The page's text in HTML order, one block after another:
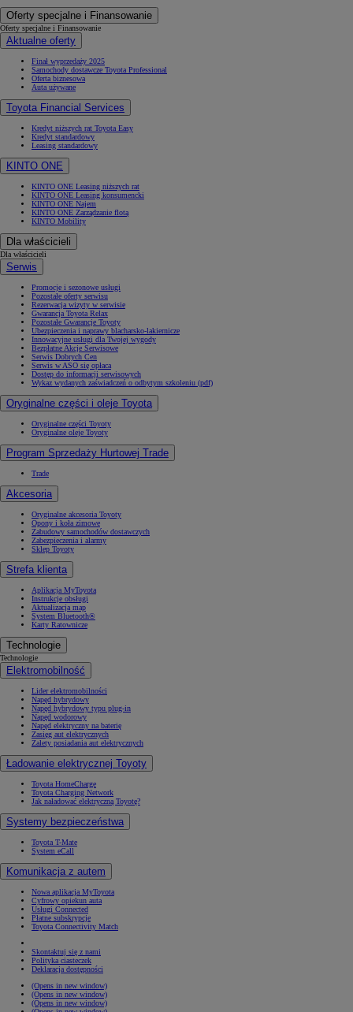
Oferty specjalne i Finansowanie
Oferty specjalne i Finansowanie
Aktualne oferty
Finał wyprzedaży 2025
Samochody dostawcze Toyota Professional
Oferta biznesowa
Auta używane
Toyota Financial Services
Kredyt niższych rat Toyota Easy
Kredyt standardowy
Leasing standardowy
KINTO ONE
KINTO ONE Leasing niższych rat
KINTO ONE Leasing konsumencki
KINTO ONE Najem
KINTO ONE Zarządzanie flotą
KINTO Mobility
Dla właścicieli
Dla właścicieli
Serwis
Promocje i sezonowe usługi
Pozostałe oferty serwisu
Rezerwacja wizyty w serwisie
Gwarancja Toyota Relax
Pozostałe Gwarancje Toyoty
Ubezpieczenia i naprawy blacharsko-lakiernicze
Innowacyjne usługi dla Twojej wygody
Bezpłatne Akcje Serwisowe
Serwis Dobrych Cen
Serwis w ASO się opłaca
Dostęp do informacji serwisowych
Wykaz wydanych zaświadczeń o odbytym szkoleniu (pdf)
Oryginalne części i oleje Toyota
Oryginalne części Toyoty
Oryginalne oleje Toyoty
Program Sprzedaży Hurtowej Trade
Trade
Akcesoria
Oryginalne akcesoria Toyoty
Opony i koła zimowe
Zabudowy samochodów dostawczych
Zabezpieczenia i alarmy
Sklep Toyoty
Strefa klienta
Aplikacja MyToyota
Instrukcje obsługi
Aktualizacja map
System Bluetooth®
Karty Ratownicze
Technologie
Technologie
Elektromobilność
Lider elektromobilności
Napęd hybrydowy
Napęd hybrydowy typu plug-in
Napęd wodorowy
Napęd elektryczny na baterię
Zasięg aut elektrycznych
Zalety posiadania aut elektrycznych
Ładowanie elektrycznej Toyoty
Toyota HomeCharge
Toyota Charging Network
Jak naładować elektryczną Toyotę?
Systemy bezpieczeństwa
Toyota T-Mate
System eCall
Komunikacja z autem
Nowa aplikacja MyToyota
Cyfrowy opiekun auta
Usługi Connected
Płatne subskrypcje
Toyota Connectivity Match
Skontaktuj się z nami
Polityka ciasteczek
Deklaracja dostępności
(Opens in new window)
(Opens in new window)
(Opens in new window)